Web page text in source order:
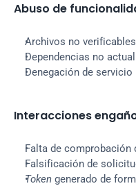
Abuso de
Archivos no verificables
Dependencias no
Denegación de
Interacciones
Falta de comprobación
Falsificación de
Token generado de